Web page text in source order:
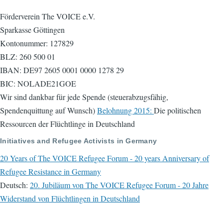
Förderverein The VOICE e.V.
Sparkasse Göttingen
Kontonummer: 127829
BLZ: 260 500 01
IBAN: DE97 2605 0001 0000 1278 29
BIC: NOLADE21GOE
Wir sind dankbar für jede Spende (steuerabzugsfähig,
Spendenquittung auf Wunsch)Belohnung 2015: Die politischen
Ressourcen der Flüchtlinge in Deutschland
Initiatives and Refugee Activists in Germany
20 Years of The VOICE Refugee Forum - 20 years Anniversary of
Refugee Resistance in Germany
Deutsch: 20. Jubiläum von The VOICE Refugee Forum - 20 Jahre
Widerstand von Flüchtlingen in Deutschland